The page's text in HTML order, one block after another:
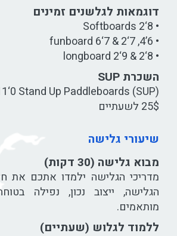
דוגמאות לגלשנים זמינים
• 8‘2 Softboards
• 6’4, 7‘2 & 7‘6 funboard
• 8‘2 & 9‘2 longboard
השכרת SUP
Stand Up Paddleboards (SUP)
25$ לשעתיים
שיעורי גלישה
מבוא גלישה (30 דקות)
מדריכי הגלישה ילמדו אתכם את
הגלישה, ייצוב נכון, נפילה
מותאמים.
ללמוד לגלוש (שעתיים)